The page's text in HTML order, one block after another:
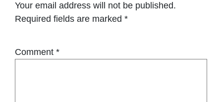
Your email address will not be published.
Required fields are marked *
Comment *